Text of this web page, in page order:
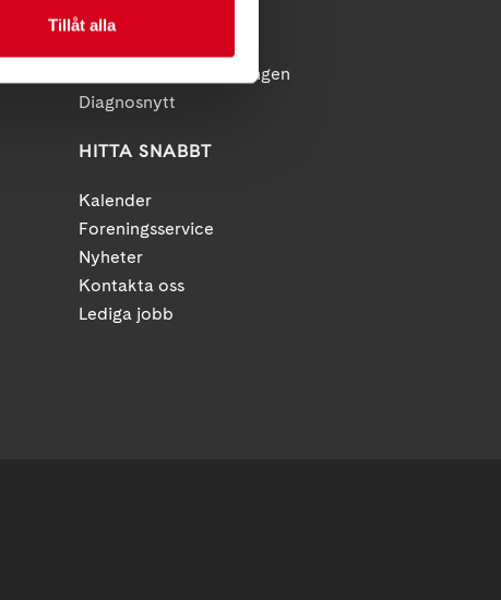
Tillåt allaAnhörigstöd
Reflex - medlemstidningen
Diagnosnytt
HITTA SNABBT
Kalender
Foreningsservice
Nyheter
Kontakta oss
Lediga jobb